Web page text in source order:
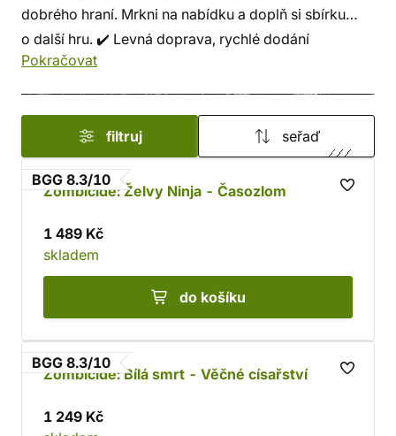
dobrého hraní. Mrkni na nabídku a doplň si sbírku
o další hru. ✔️ Levná doprava, rychlé dodání
a bezpečný nákup!
Pokračovat
filtruj seřaď
BGG 8.3/10
Zombicide: Želvy Ninja - Časozlom
1 489 Kč
skladem
do košíku
BGG 8.3/10
Zombicide: Bílá smrt - Věčné císařství
1 249 Kč